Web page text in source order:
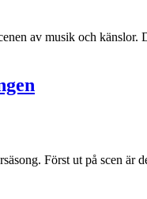
av musik och känslor.
Först ut på scen